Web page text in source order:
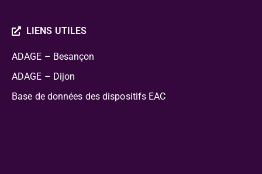
LIENS UTILES
ADAGE – Besançon
ADAGE – Dijon
Base de données des dispositifs EAC